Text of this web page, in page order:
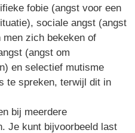
fobie (angst voor een
sociale angst (angst
zich bekeken of
(angst om
en selectief mutisme
te spreken, terwijl dit in
bij meerdere
Je kunt bijvoorbeeld last